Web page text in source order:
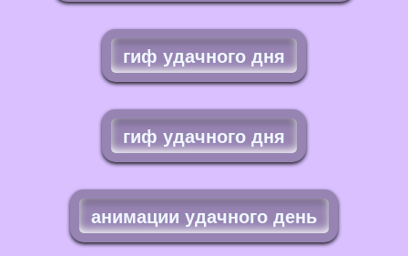
гиф удачного дня
гиф удачного дня
анимации удачного день